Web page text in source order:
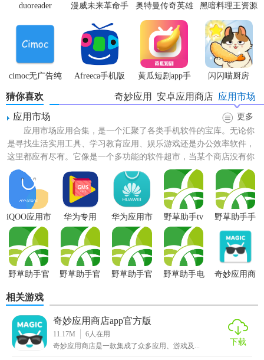
奇妙应用商店app安卓版特色
1. 丰富多样的资源：奇妙应用商店拥有海量的应用资源，涵
duoreader
漫威未来革命手
奥特曼传奇英雄
体验服
黑暗料理王资源
无限
cimoc无广告纯
净版
Afreeca手机版
黄瓜短剧app手
机版
闪闪喵厨房
猜你喜欢 应用市场
安卓应用商店
奇妙应用
应用市场
更多
应用市场应用合集，是一个汇聚了各类手机软件的宝库。无论你
是寻找生活实用工具、学习教育应用、娱乐游戏还是办公效率软件，
这里都应有尽有。它像是一个多功能的软件超市，当某个商店没有你
心仪的产品时，只需轻轻一...
iQOO应用市
场
华为专用
gms安装器
华为应用市
场电视版安
装包
12.0.1.301安
卓tv版
野草助手tv
版
野草助手手
机版
野草助手官
野草助手官
野草助手官
野草助手电
奇妙应用商
相关游戏
奇妙应用商店app官方版
11.17M 6人在用
奇妙应用商店是一款集成了众多应用、游戏及...
下载